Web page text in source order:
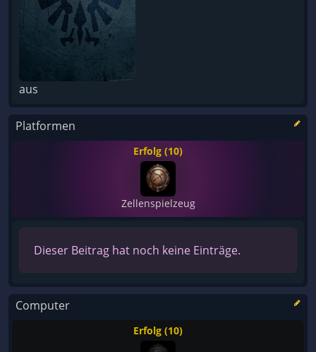
aus
Platformen
Erfolg (10)
Zellenspielzeug
Dieser Beitrag hat noch keine Einträge.
Computer
Erfolg (10)